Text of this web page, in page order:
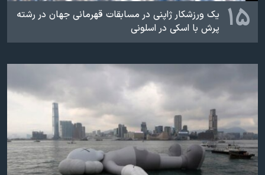
۱۵
یک ورزشکار ژاپنی در مسابقات قهرمانی جهان در رشته
پرش با اسکی در اسلونی